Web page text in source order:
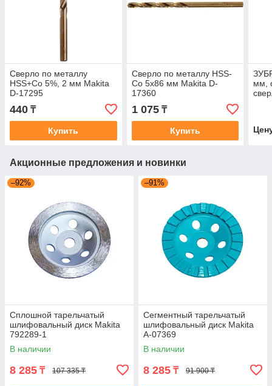
Сверло по металлу
HSS+Co 5%, 2 мм Makita
D-17295
440 ₸
Купить
Сверло по металлу HSS-
Co 5х86 мм Makita D-
17360
1 075₸
Купить
мм,
Акционные предложения и новинки
–92%
Сплошной тарельчатый
шлифовальный диск Makita
792289-1
В наличии
8 285 ₸ 107 335 ₸
–91%
Сегментный тарельчатый
шлифовальный диск Makita
A-07369
В наличии
8 285 ₸ 91 900 ₸